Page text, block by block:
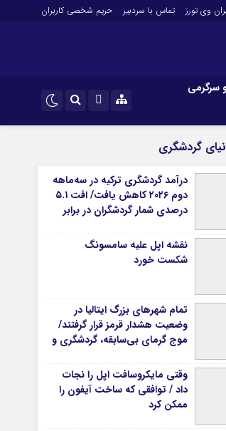
وی تورز تماس با سردبیر حریم شخصی کاربران
سرگرمی
اینستاگرامصنعت و تجارت و خدمات
اقتصاد گردشگری
خودرو
گردشگری
درآمد گردشگری ترکیه در سه‌ماهه
دوم ۲۰۲۶ کاهش یافت/ افت ۵.۱
درصدی شمار گردشگران در برابر
نقشه اپل علیه سامسونگ
شکست خورد
تمام شهرهای بزرگ ایتالیا در
وضعیت هشدار قرمز قرار گرفتند/
موج گرمای بی‌سابقه، گردشگری و
قرار داد
وقتی مایکروسافت اپل را نجات
داد / توافقی که ساخت آیفون را
ممکن کرد